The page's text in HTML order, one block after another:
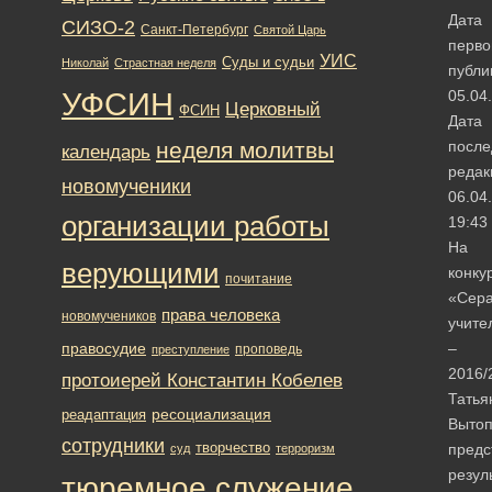
Дата
Дата
19:43
На
–
2016/
СИЗО-2 Санкт-Петербург Святой Царь
Николай Страстная неделя Суды и судьи УИС
УФСИН ФСИН Церковный
календарь неделя молитвы
новомученики
организации работы
верующими почитание
новомучеников права человека
правосудие преступление проповедь
протоиерей Константин Кобелев
реадаптация ресоциализация
сотрудники суд творчество терроризм